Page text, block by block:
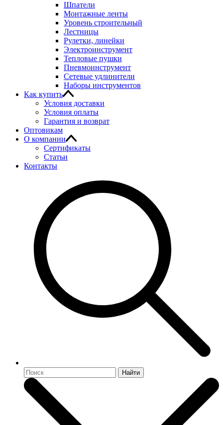
Шпатели
Монтажные ленты
Уровень строительный
Лестницы
Рулетки, линейки
Электроинструмент
Тепловые пушки
Пневмоинструмент
Сетевые удлинители
Наборы инструментов
Как купить
Условия доставки
Условия оплаты
Гарантия и возврат
Оптовикам
О компании
Сертификаты
Статьи
Контакты
Найти